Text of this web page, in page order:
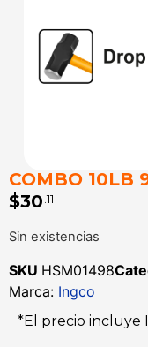
COMBO 10LB
$30 .11
Sin existencias
SKU HSM01498
Marca: Ingco
*El precio incluye